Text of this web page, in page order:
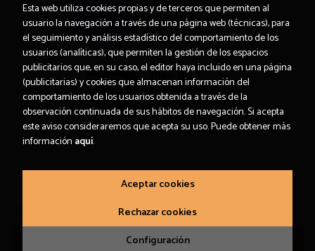
Añadir a mi cesta
Letras Corsarias Librería
Esta web utiliza cookies propias y de terceros que permiten al
usuario la navegación a través de una página web (técnicas), para
el seguimiento y análisis estadístico del comportamiento de los
usuarios (analíticas), que permiten la gestión de los espacios
publicitarios que, en su caso, el editor haya incluido en una página
(publicitarias) y cookies que almacenan información del
comportamiento de los usuarios obtenida a través de la
observación continuada de sus hábitos de navegación. Si acepta
este aviso consideraremos que acepta su uso. Puede obtener más
información aquí.
Configuración
Rechazar cookies
Aceptar cookies